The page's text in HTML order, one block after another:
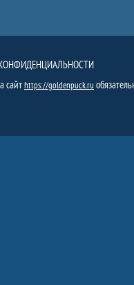
сайтhttps://goldenpuck.ru